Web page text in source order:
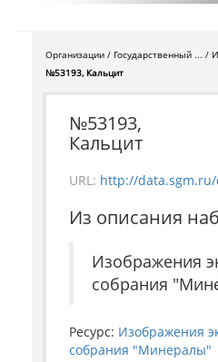
Организации Государственный ...
№53193, Кальцит
№53193,
Кальцит
URL: http://data.sgm.ru/dataset/17744eed-27fa-4a9a-bc72-4e657fa570af/
Из описания
Изображения
собрания
Ресурс: Изображения
собрания "Минералы"